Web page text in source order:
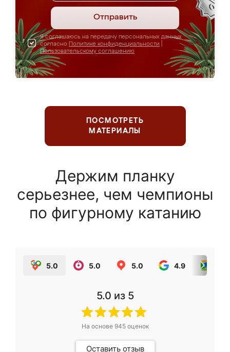
Отправить
Я соглашаюсь на передачу персональных данных
согласно Политике конфиденциальности
Пользовательскому соглашению
ПОСМОТРЕТЬ
МАТЕРИАЛЫ
Держим планку
серьезнее, чем чемпионы
по фигурному катанию
5.0 5.0 5.0 4.9
5.0 из 5
На основе 945оценок
Оставить отзыв